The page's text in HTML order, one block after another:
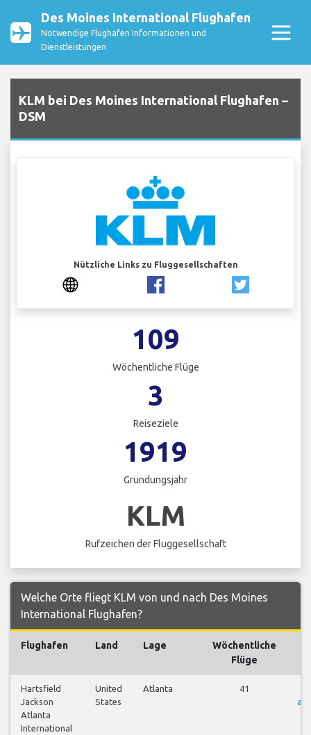
Des Moines International Flughafen
Notwendige Flughafen Informationen und
Dienstleistungen
KLM bei Des Moines International Flughafen –
DSM
Nützliche Links zu Fluggesellschaften
109
Wöchentliche Flüge
3
Reiseziele
1919
Gründungsjahr
KLM
Rufzeichen der Fluggesellschaft
Welche Orte fliegt KLM von und nach Des Moines
International Flughafen?
Flughafen Land Lage
Wöchentliche
Flüge
Hartsfield
Jackson
Atlanta
International
United
States
Atlanta 41